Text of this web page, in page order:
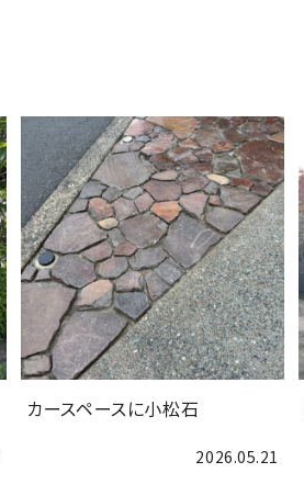
カースペースに小松石
2026.05.21